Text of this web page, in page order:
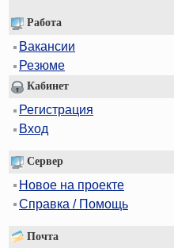
Работа
Вакансии
Резюме
Кабинет
Регистрация
Вход
Сервер
Новое на проекте
Справка / Помощь
Почта